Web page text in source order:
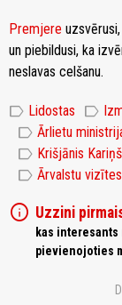
Premjere
un piebildusi, ka
neslavas celšanu.
label Lidostas label
label Ārlietu
label Krišjānis Kariņš
label Ārvalstu vizītes
info Uzzini
kas
pievienojoties